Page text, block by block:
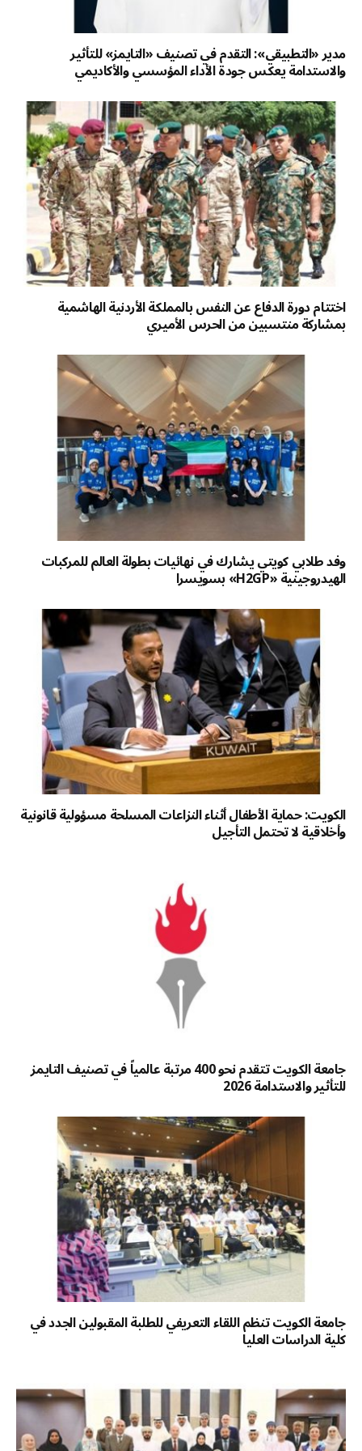
مدير «التطبيقي»: التقدم في تصنيف «التايمز» للتأثير
والاستدامة يعكس جودة الأداء المؤسسي والأكاديمي
اختتام دورة الدفاع عن النفس بالمملكة الأردنية الهاشمية
بمشاركة منتسبين من الحرس الأميري
وفد طلابي كويتي يشارك في نهائيات بطولة العالم للمركبات
الهيدروجينية «H2GP» بسويسرا
الكويت: حماية الأطفال أثناء النزاعات المسلحة مسؤولية قانونية
وأخلاقية لا تحتمل التأجيل
جامعة الكويت تتقدم نحو 400 مرتبة عالمياً في تصنيف التايمز
للتأثير والاستدامة 2026
جامعة الكويت تنظم اللقاء التعريفي للطلبة المقبولين الجدد في
كلية الدراسات العليا